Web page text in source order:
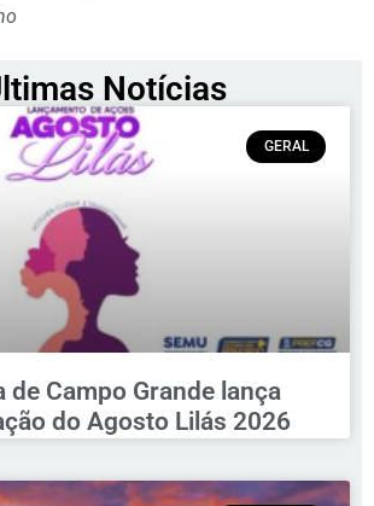
Notícias
GERAL
de Campo Grande lança
do Agosto Lilás 2026